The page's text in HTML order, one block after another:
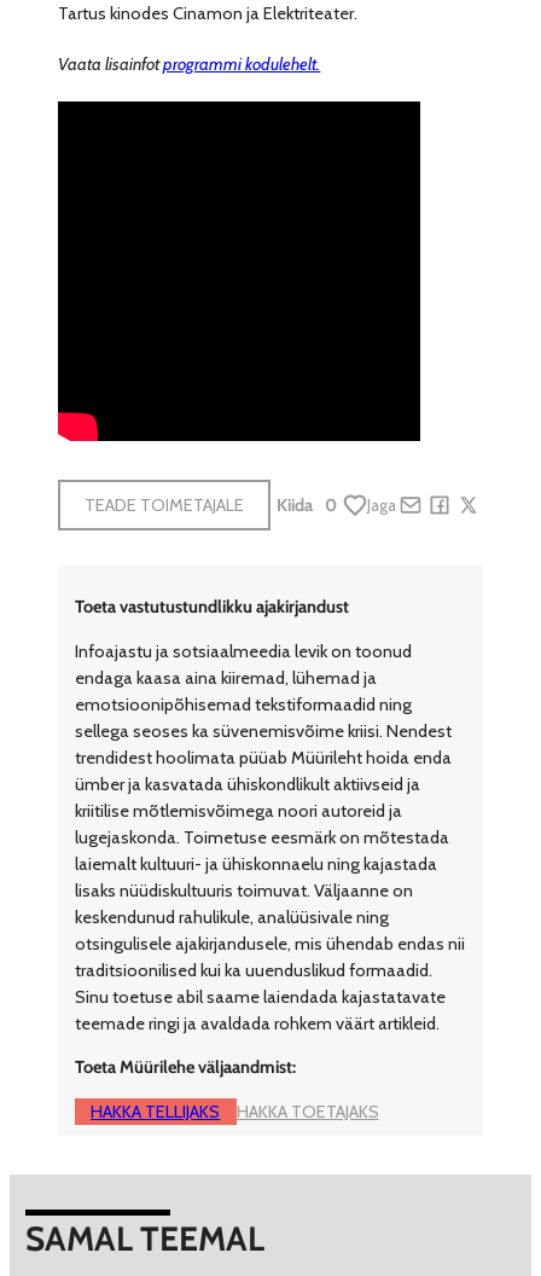
Tartus kinodes Cinamon ja Elektriteater.
Vaata lisainfotprogrammi kodulehelt.
TEADE TOIMETAJALE Kiida 0 Jaga
Toeta vastutustundlikku ajakirjandust
Infoajastu ja sotsiaalmeedia levik on toonud
endaga kaasa aina kiiremad, lühemad ja
emotsioonipõhisemad tekstiformaadid ning
sellega seoses ka süvenemisvõime kriisi. Nendest
trendidest hoolimata püüab Müürileht hoida enda
ümber ja kasvatada ühiskondlikult aktiivseid ja
kriitilise mõtlemisvõimega noori autoreid ja
lugejaskonda. Toimetuse eesmärk on mõtestada
laiemalt kultuuri- ja ühiskonnaelu ning kajastada
lisaks nüüdiskultuuris toimuvat. Väljaanne on
keskendunud rahulikule, analüüsivale ning
otsingulisele ajakirjandusele, mis ühendab endas nii
traditsioonilised kui ka uuenduslikud formaadid.
Sinu toetuse abil saame laiendada kajastatavate
teemade ringi ja avaldada rohkem väärt artikleid.
Toeta Müürilehe väljaandmist:
HAKKA TELLIJAKS HAKKA TOETAJAKS
SAMAL TEEMAL